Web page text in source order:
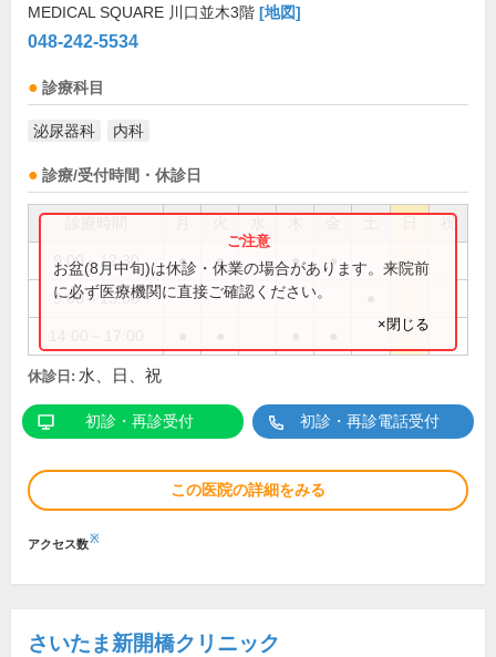
MEDICAL SQUARE 川口並木3階 [地図]
048-242-5534
診療科目
泌尿器科 内科
診療/受付時間・休診日
祝
9:00～12:30 ● ● ● ●
9:00～13:00
お盆(8月中旬)は休診・休業の場合があります。来院前
に必ず医療機関に直接ご確認ください。
×閉じる
休診日: 水、日、祝
初診・再診受付 初診・再診電話受付
この医院の詳細をみる
アクセス数※
さいたま新開橋クリニック